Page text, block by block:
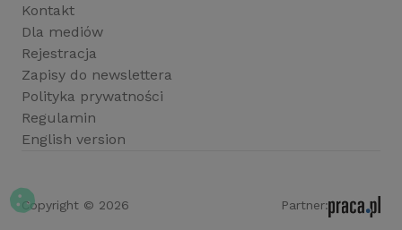
Kontakt
Dla mediów
Rejestracja
Zapisy do newslettera
Polityka prywatności
Regulamin
English version
Copyright © 2026 Partner: